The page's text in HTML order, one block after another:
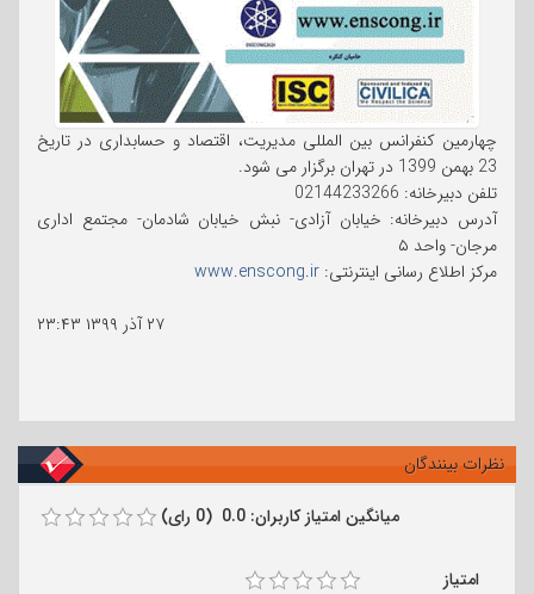
چهارمین کنفرانس بین المللی مدیریت، اقتصاد و حسابداری در تاریخ
23 بهمن 1399 در تهران برگزار می شود.
تلفن دبیرخانه: 02144233266
آدرس دبیرخانه: خیابان آزادی- نبش خیابان شادمان- مجتمع اداری
مرجان- واحد ۵
مرکز اطلاع رسانی اینترنتی: www.enscong.ir
۲۷ آذر ۱۳۹۹
۲۳:۴۳
نظرات بینندگان
میانگین امتیاز کاربران: 0.0 (0 رای)
امتیاز